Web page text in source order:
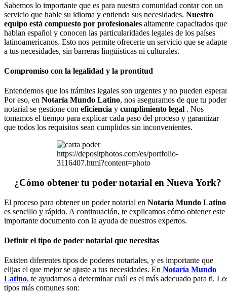
Sabemos lo importante que es para nuestra comunidad contar con un
servicio que hable su idioma y entienda sus necesidades. Nuestro
equipo está compuesto por profesionales altamente capacitados que
hablan español y conocen las particularidades legales de los países
latinoamericanos. Esto nos permite ofrecerte un servicio que se adapte
a tus necesidades, sin barreras lingüísticas ni culturales.
Compromiso con la legalidad y la prontitud
Entendemos que los trámites legales son urgentes y no pueden
Por eso, en Notaría Mundo Latino, nos aseguramos de que tu poder
notarial se gestione con eficiencia y cumplimiento legal . Nos
tomamos el tiempo para explicar cada paso del proceso y garantizar
que todos los requisitos sean cumplidos sin inconvenientes.
https://depositphotos.com/es/portfolio-
3116407.html?content=photo
¿Cómo obtener tu poder notarial en Nueva York?
El proceso para obtener un poder notarial en Notaría Mundo Latino
es sencillo y rápido. A continuación, te explicamos cómo obtener este
importante documento con la ayuda de nuestros expertos.
Definir el tipo de poder notarial que necesitas
Existen diferentes tipos de poderes notariales, y es importante que
elijas el que mejor se ajuste a tus necesidades. En Notaría Mundo
Latino, te ayudamos a determinar cuál es el más adecuado para ti.
tipos más comunes son: